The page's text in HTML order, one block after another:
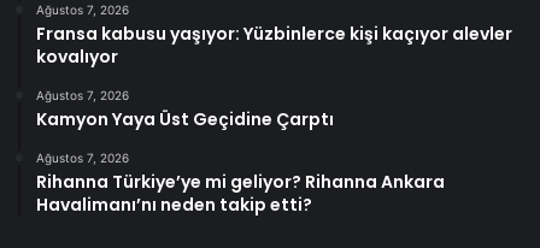
Ağustos 7, 2026
Fransa kabusu yaşıyor: Yüzbinlerce kişi kaçıyor alevler
kovalıyor
Ağustos 7, 2026
Kamyon Yaya Üst Geçidine Çarptı
Ağustos 7, 2026
Rihanna Türkiye’ye mi geliyor? Rihanna Ankara
Havalimanı’nı neden takip etti?